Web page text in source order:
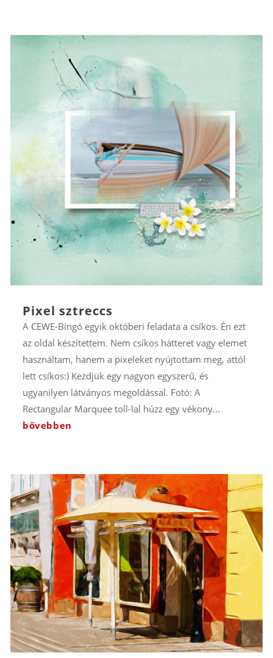
Pixel sztreccs
A CEWE-Bingó egyik októberi feladata a csíkos. Én ezt
az oldal készítettem. Nem csíkos hátteret vagy elemet
használtam, hanem a pixeleket nyújtottam meg, attól
lett csíkos:) Kezdjük egy nagyon egyszerű, és
ugyanilyen látványos megoldással. Fotó: A
Rectangular Marquee toll-lal húzz egy vékony...
bővebben